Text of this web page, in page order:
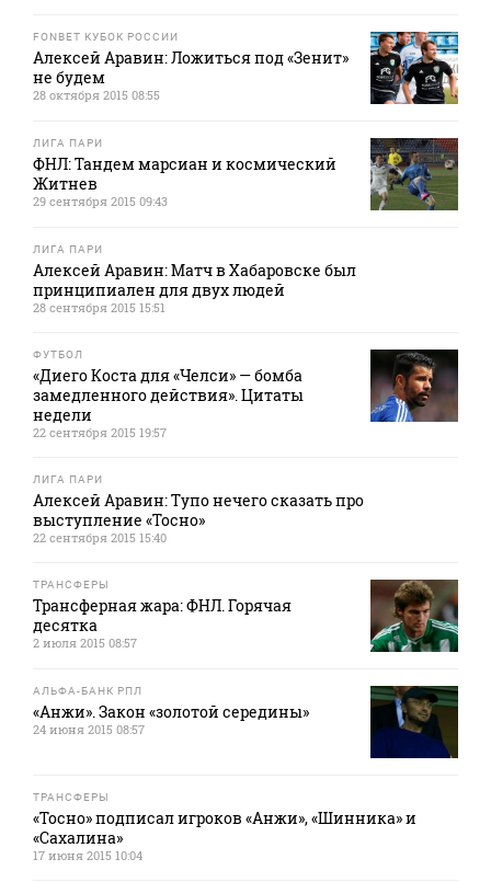
FONBET КУБОК РОССИИ
Алексей Аравин: Ложиться под «Зенит»
не будем
28 октября 2015 08:55
ЛИГА ПАРИ
ФНЛ: Тандем марсиан и космический
Житнев
29 сентября 2015 09:43
ЛИГА ПАРИ
Алексей Аравин: Матч в Хабаровске был
принципиален для двух людей
28 сентября 2015 15:51
ФУТБОЛ
«Диего Коста для «Челси» — бомба
замедленного действия». Цитаты
недели
22 сентября 2015 19:57
ЛИГА ПАРИ
Алексей Аравин: Тупо нечего сказать про
выступление «Тосно»
22 сентября 2015 15:40
ТРАНСФЕРЫ
Трансферная жара: ФНЛ. Горячая
десятка
2 июля 2015 08:57
АЛЬФА-БАНК РПЛ
«Анжи». Закон «золотой середины»
24 июня 2015 08:57
ТРАНСФЕРЫ
«Тосно» подписал игроков «Анжи», «Шинника» и
«Сахалина»
17 июня 2015 10:04